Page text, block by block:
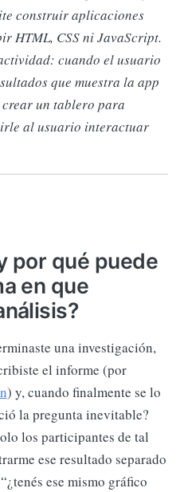
construir aplicaciones
HTML, CSS ni JavaScript.
cuando el usuario
que muestra la app
crear un tablero para
al usuario interactuar
por qué puede
en que
una investigación,
el informe (por
) y, cuando finalmente se lo
la pregunta inevitable?
los participantes de tal
ese resultado separado
ese mismo gráfico